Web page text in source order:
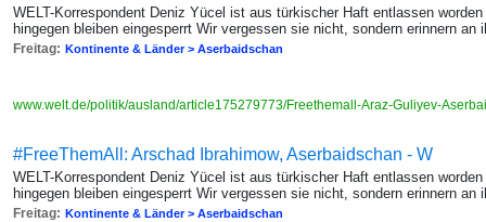
WELT-Korrespondent Deniz Yücel ist aus türkischer Haft entlassen
hingegen bleiben eingesperrt Wir vergessen sie nicht, sondern erinnern an
Freitag: Kontinente & Länder > Aserbaidschan
www.welt.de/politik/ausland/article175279773/Freethemall-Araz-Guliyev-
#FreeThemAll: Arschad Ibrahimow, Aserbaidschan - W
WELT-Korrespondent Deniz Yücel ist aus türkischer Haft entlassen
hingegen bleiben eingesperrt Wir vergessen sie nicht, sondern erinnern an
Freitag: Kontinente & Länder > Aserbaidschan